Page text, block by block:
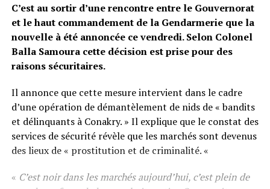
C’est au sortir d’une rencontre entre le Gouvernorat
et le haut commandement de la Gendarmerie que la
nouvelle à été annoncée ce vendredi. Selon Colonel
Balla Samoura cette décision est prise pour des
raisons sécuritaires.
Il annonce que cette mesure intervient dans le cadre
d’une opération de démantèlement de nids de « bandits
et délinquants à Conakry. » Il explique que le constat des
services de sécurité révèle que les marchés sont devenus
des lieux de « prostitution et de criminalité. «
« C’est noir dans les marchés aujourd’hui, c’est plein de